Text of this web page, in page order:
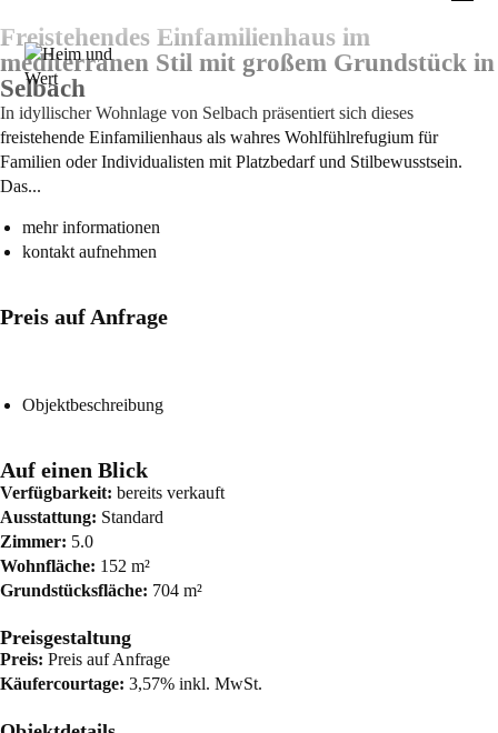
Freistehendes Einfamilienhaus im
mediterranen Stil mit großem Grundstück in
Selbach
In idyllischer Wohnlage von Selbach präsentiert sich dieses
freistehende Einfamilienhaus als wahres Wohlfühlrefugium für
Familien oder Individualisten mit Platzbedarf und Stilbewusstsein.
Das...
mehr informationen
kontakt aufnehmen
Preis auf Anfrage
Objektbeschreibung
Auf einen Blick
Verfügbarkeit: bereits verkauft
Ausstattung: Standard
Zimmer: 5.0
Wohnfläche: 152 m²
Grundstücksfläche: 704 m²
Preisgestaltung
Preis: Preis auf Anfrage
Käufercourtage: 3,57% inkl. MwSt.